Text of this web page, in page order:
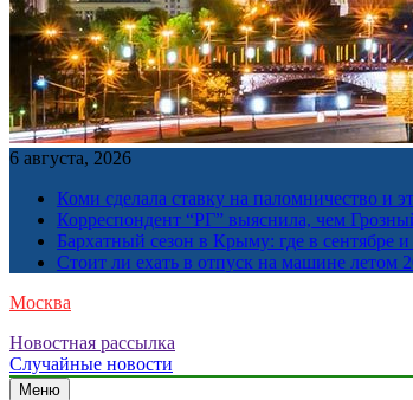
6 августа, 2026
Коми сделала ставку на паломничество и
Корреспондент “РГ” выяснила, чем
Бархатный сезон в Крыму: где в сентябре и
Стоит ли ехать в отпуск на машине летом
Москва
Новостная рассылка
Случайные новости
Меню